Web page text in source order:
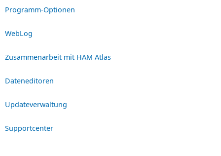
Programm-Optionen
WebLog
Zusammenarbeit mit HAM Atlas
Dateneditoren
Updateverwaltung
Supportcenter